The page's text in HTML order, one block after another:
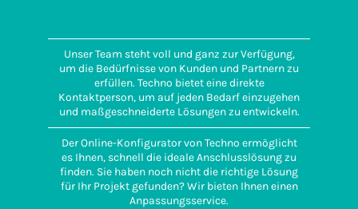
Unser Team steht voll und ganz zur Verfügung,
um die Bedürfnisse von Kunden und Partnern zu
erfüllen. Techno bietet eine direkte
Kontaktperson, um auf jeden Bedarf einzugehen
und maßgeschneiderte Lösungen zu entwickeln.
Der Online-Konfigurator von Techno ermöglicht
es Ihnen, schnell die ideale Anschlusslösung zu
finden. Sie haben noch nicht die richtige Lösung
für Ihr Projekt gefunden? Wir bieten Ihnen einen
Anpassungsservice.